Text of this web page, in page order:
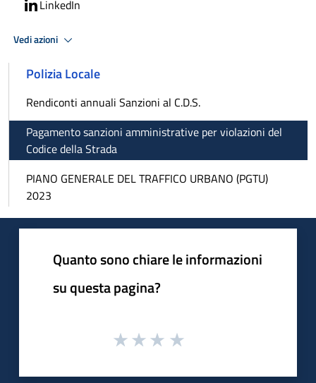
LinkedIn
Vedi azioni
Polizia Locale
Rendiconti annuali Sanzioni al C.D.S.
Pagamento sanzioni amministrative per violazioni del
Codice della Strada
PIANO GENERALE DEL TRAFFICO URBANO (PGTU)
2023
Quanto sono chiare le informazioni
su questa pagina?